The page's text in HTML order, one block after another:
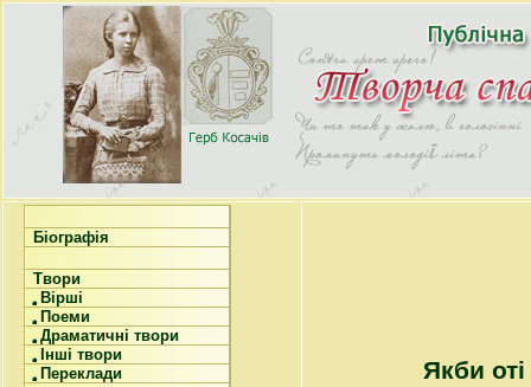
Біографія
Твори
Вірші
Поеми
Драматичні твори
Інші твори
Переклади
Якби